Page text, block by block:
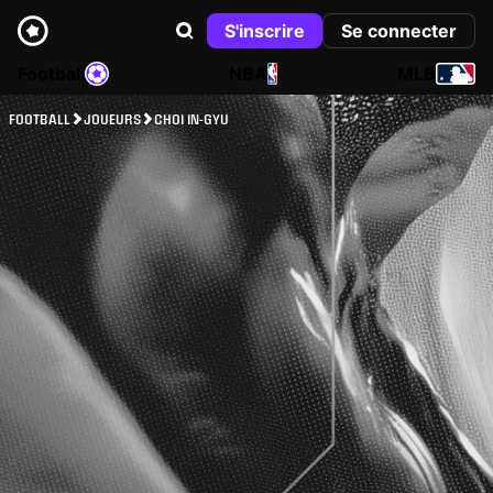
S'inscrire
Se connecter
NBA
FOOTBALL JOUEURS CHOI IN-GYU